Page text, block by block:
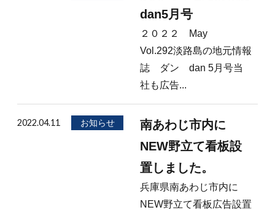
dan5月号
２０２２ May
Vol.292淡路島の地元情報
誌 ダン dan 5月号当
社も広告...
2022.04.11 お知らせ
南あわじ市内に
NEW野立て看板設
置しました。
兵庫県南あわじ市内に
NEW野立て看板広告設置